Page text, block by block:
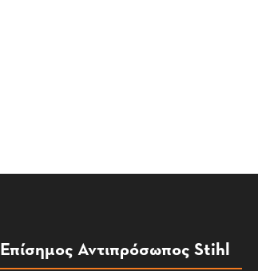
Επίσημος Αντιπρόσωπος Stihl